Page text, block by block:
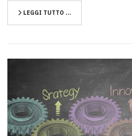
LEGGI TUTTO …